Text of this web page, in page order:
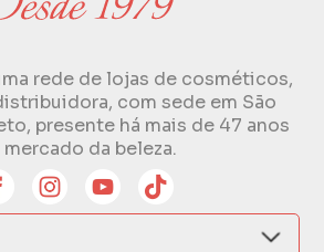
rede de lojas de cosméticos,
com sede em São
presente há mais de 47 anos
mercado da beleza.